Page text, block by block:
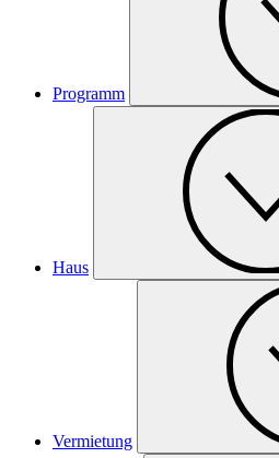
Programm
Haus
Vermietung